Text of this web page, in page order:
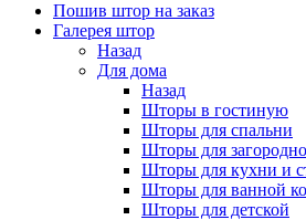
Пошив штор на заказ
Галерея штор
Назад
Для дома
Назад
Шторы в гостиную
Шторы для спальни
Шторы для
Шторы для кухни и
Шторы для ванной
Шторы для детской